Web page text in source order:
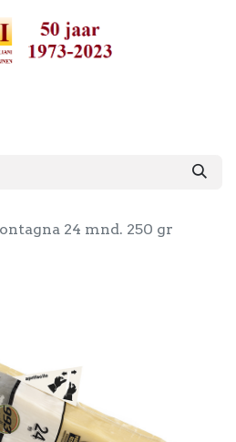
24 mnd. 250 gr